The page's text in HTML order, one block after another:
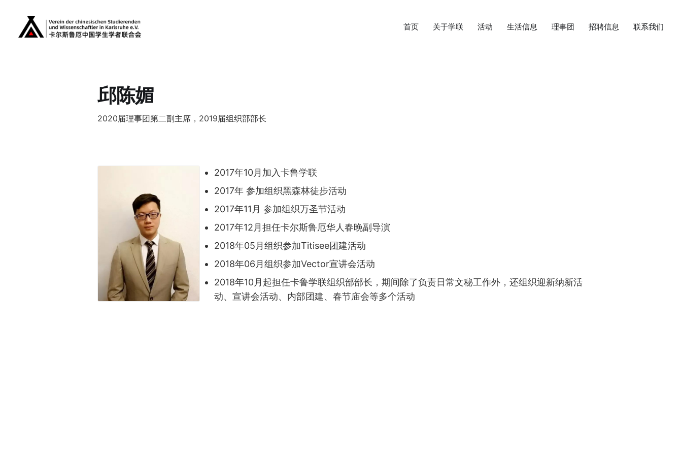
首页 关于学联 活动 生活信息 理事团 招聘信息 联系我们
邱陈媚
2020届理事团第二副主席，2019届组织部部长
2017年10月加入卡鲁学联
2017年 参加组织黑森林徒步活动
2017年11月 参加组织万圣节活动
2017年12月担任卡尔斯鲁厄华人春晚副导演
2018年05月组织参加Titisee团建活动
2018年06月组织参加Vector宣讲会活动
2018年10月起担任卡鲁学联组织部部长，期间除了负责日常文秘工作外，还组织迎新纳新活
动、宣讲会活动、内部团建、春节庙会等多个活动